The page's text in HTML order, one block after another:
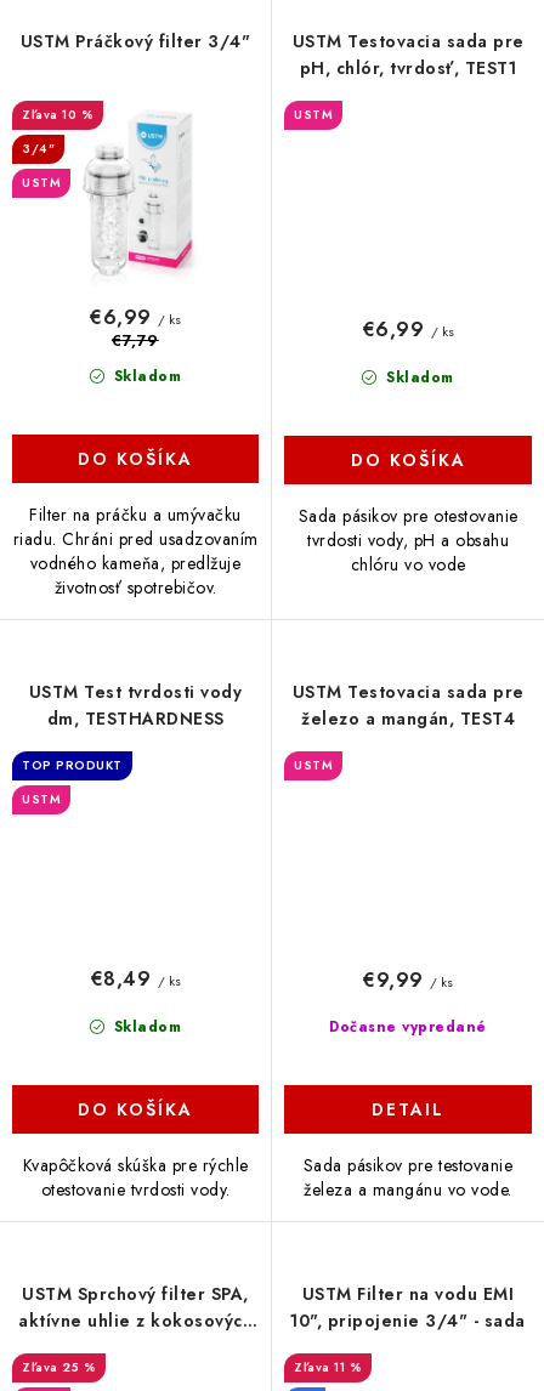
USTM Práčkový filter 3/4"
10 %
3/4"
USTM
Skladom
€6,99 / ks
€7,79
DO KOŠÍKA
Filter na práčku a umývačku
riadu. Chráni pred usadzovaním
vodného kameňa, predlžuje
životnosť spotrebičov.
USTM Testovacia sada pre
pH, chlór, tvrdosť, TEST1
USTM
Skladom
€6,99 / ks
DO KOŠÍKA
Sada pásikov pre otestovanie
tvrdosti vody, pH a obsahu
chlóru vo vode
USTM Test tvrdosti vody
dm, TESTHARDNESS
TOP PRODUKT
USTM
Skladom
€8,49 / ks
DO KOŠÍKA
Kvapôčková skúška pre rýchle
otestovanie tvrdosti vody.
USTM Testovacia sada pre
železo a mangán, TEST4
USTM
Dočasne vypredané
€9,99 / ks
DETAIL
Sada pásikov pre testovanie
železa a mangánu vo vode.
USTM Sprchový filter SPA,
aktívne uhlie z kokosových
škrupín, chróm
25 %
USTM Filter na vodu EMI
10", pripojenie 3/4" - sada
11 %